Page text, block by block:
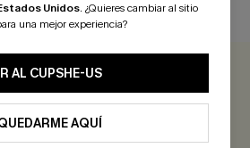
DE CLIENTES
0.0
en Reseñar
Unidos. ¿Quieres cambiar al sitio
una mejor experiencia?
AL CUPSHE-US
AQUÍ